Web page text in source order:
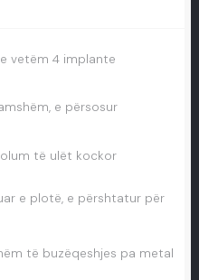
vetëm 4 implante
e përsosur
të ulët kockor
e plotë, e përshtatur për
të buzëqeshjes pa metal